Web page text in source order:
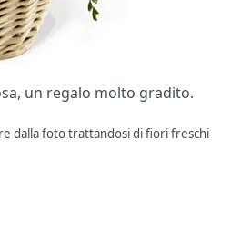
un regalo molto gradito.
dalla foto trattandosi di fiori freschi